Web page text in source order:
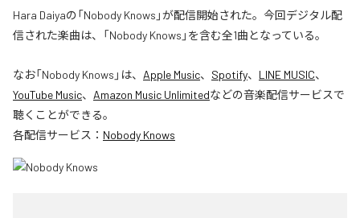
Hara Daiyaの「Nobody Knows」が配信開始された。今回デジタル配
信された楽曲は、「Nobody Knows」を含む全1曲となっている。
なお「Nobody Knows 」は、 Apple Music、 Spotify、 LINE MUSIC、
YouTube Music、 Amazon Music Unlimitedなどの音楽配信サービスで
聴くことができる。
各配信サービス： Nobody Knows